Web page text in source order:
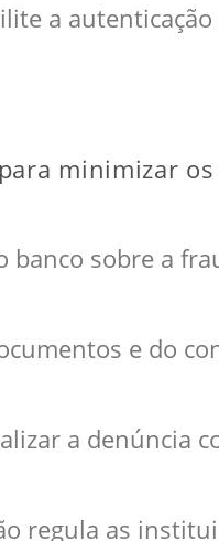
a
minimizar os
banco sobre a
e do
a denúncia
regula as